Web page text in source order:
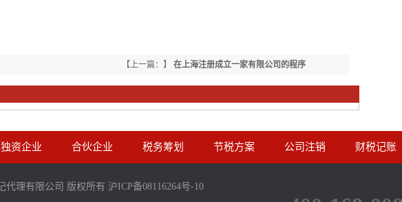
【上一篇：】 在上海注册成立一家有限公司的程序
资企业 合伙企业 税务筹划 节税方案 公司注销 财税记账
代理有限公司 版权所有 沪ICP备08116264号-10